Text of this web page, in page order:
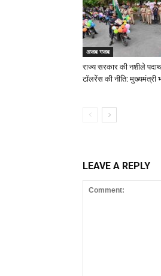
अजब गजब
राज्य सरकार की नशीले
टॉलरेंस की नीति: मुख्यमंत्री
LEAVE A REPLY